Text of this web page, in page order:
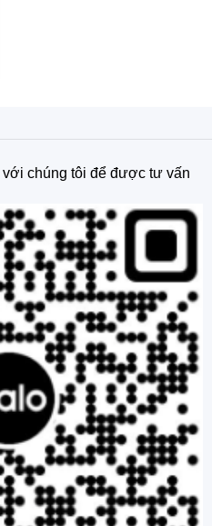
với chúng tôi để được tư vấn